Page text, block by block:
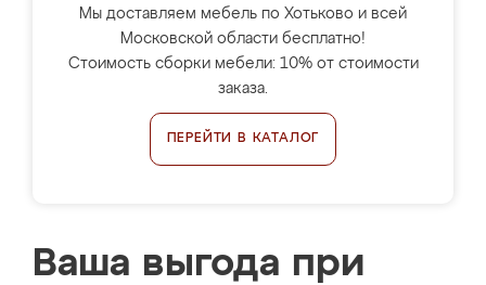
Мы доставляем мебель по Хотьково и всей
Московской области бесплатно!
Стоимость сборки мебели: 10% от стоимости
заказа.
ПЕРЕЙТИ В КАТАЛОГ
Ваша выгода при